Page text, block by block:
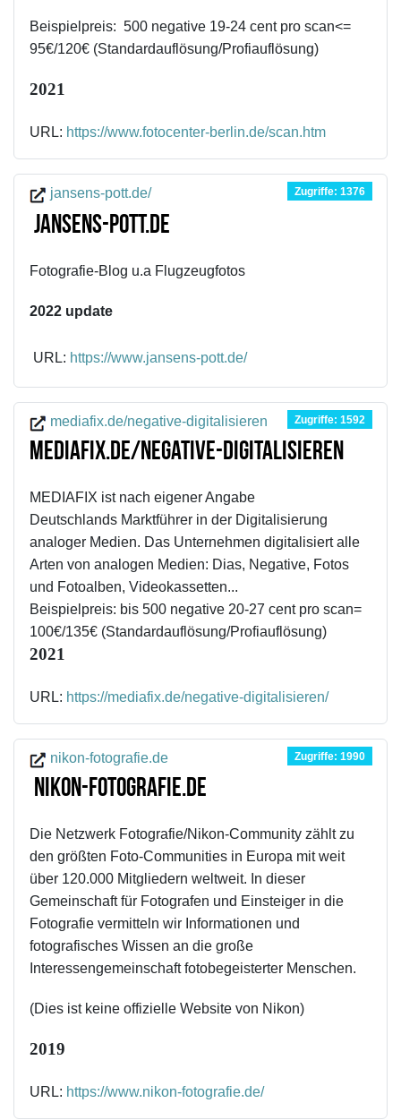
Beispielpreis: 500 negative 19-24 cent pro scan<=
95€/120€ (Standardauflösung/Profiauflösung)
2021
URL: https://www.fotocenter-berlin.de/scan.htm
jansens-pott.de/ Zugriffe: 1376
jansens-pott.de
Fotografie-Blog u.a Flugzeugfotos
2022 update
URL: https://www.jansens-pott.de/
mediafix.de/negative-digitalisieren Zugriffe: 1592
mediafix.de/negative-digitalisieren
MEDIAFIX ist nach eigener Angabe
Deutschlands Marktführer in der Digitalisierung
analoger Medien. Das Unternehmen digitalisiert alle
Arten von analogen Medien: Dias, Negative, Fotos
und Fotoalben, Videokassetten...
Beispielpreis: bis 500 negative 20-27 cent pro scan=
100€/135€ (Standardauflösung/Profiauflösung)
2021
URL: https://mediafix.de/negative-digitalisieren/
nikon-fotografie.de Zugriffe: 1990
nikon-fotografie.de
Die Netzwerk Fotografie/Nikon-Community zählt zu
den größten Foto-Communities in Europa mit weit
über 120.000 Mitgliedern weltweit. In dieser
Gemeinschaft für Fotografen und Einsteiger in die
Fotografie vermitteln wir Informationen und
fotografisches Wissen an die große
Interessengemeinschaft fotobegeisterter Menschen.
(Dies ist keine offizielle Website von Nikon)
2019
URL: https://www.nikon-fotografie.de/